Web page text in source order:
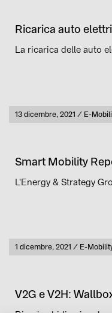
Ricarica auto
La ricarica delle auto
Pubblicato
13 dicembre, 2021 E-
Smart Mobility
L'Energy & Strategy
Pubblicato
1 dicembre, 2021 Categoria
E-
V2G e V2H: